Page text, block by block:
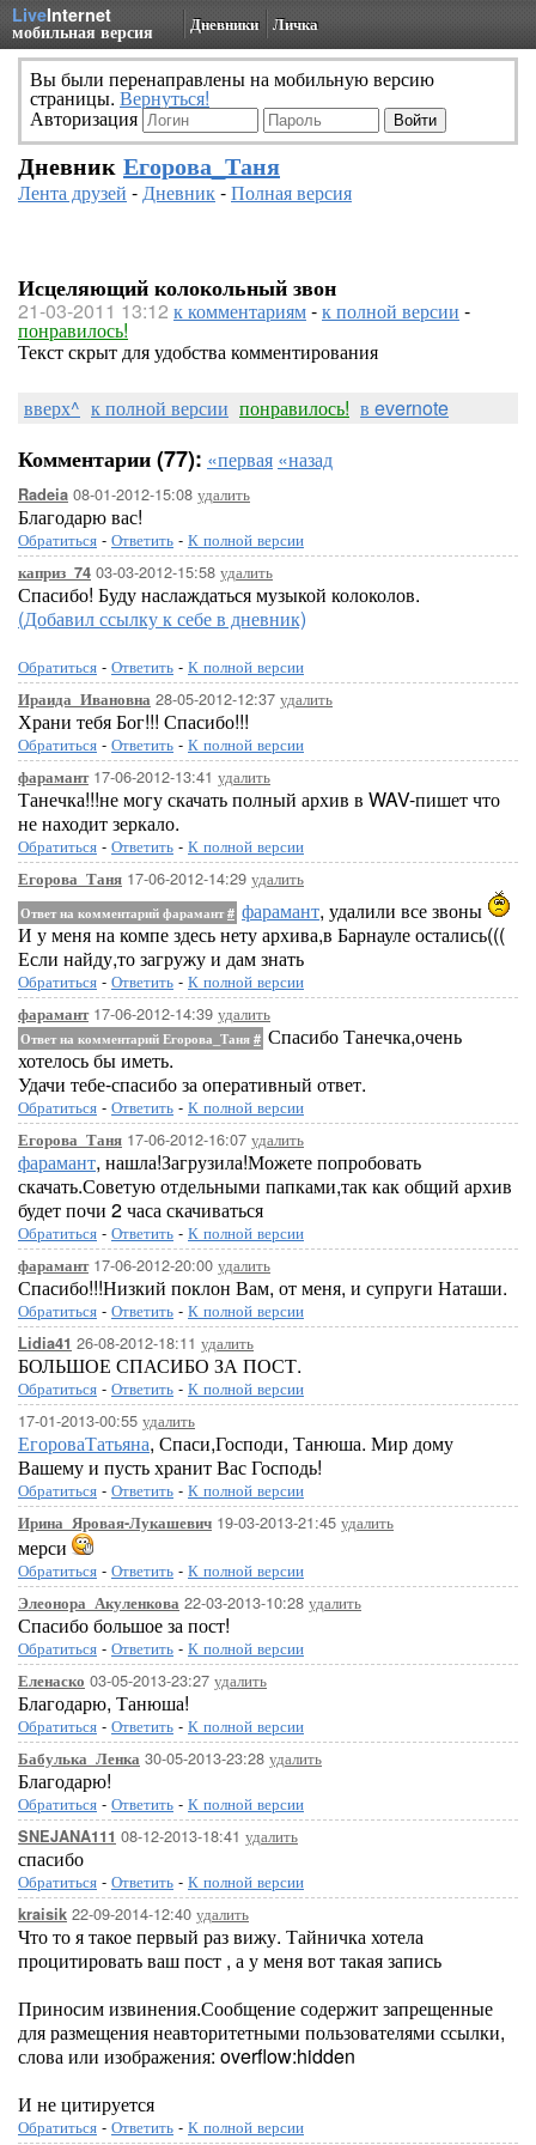
LiveInternet
мобильная версия Дневники Личка
Вы были перенаправлены на мобильную версию
страницы. Вернуться!
Авторизация
Дневник Егорова_Таня
Лента друзей -Дневник-Полная версия
Исцеляющий колокольный звон
21-03-2011 13:12 к комментариям-к полной версии -
понравилось!
Текст скрыт для удобства комментирования
вверх^ к полной версии понравилось! в evernote
Комментарии (77): «первая «назад
Radeia 08-01-2012-15:08 удалить
Благодарю вас!
Обратиться - Ответить - К полной версии
каприз_74 03-03-2012-15:58 удалить
Спасибо! Буду наслаждаться музыкой колоколов.
(Добавил ссылку к себе в дневник)
Обратиться - Ответить - К полной версии
Ираида_Ивановна 28-05-2012-12:37 удалить
Храни тебя Бог!!! Спасибо!!!
Обратиться - Ответить - К полной версии
фарамант17-06-2012-13:41 удалить
Танечка!!!не могу скачать полный архив в WAV-пишет что
не находит зеркало.
Обратиться - Ответить - К полной версии
Егорова_Таня 17-06-2012-14:29 удалить
Ответ на комментарий фарамант# фарамант, удалили все звоны
И у меня на компе здесь нету архива,в Барнауле остались(((
Если найду,то загружу и дам знать
Обратиться - Ответить - К полной версии
фарамант17-06-2012-14:39 удалить
Ответ на комментарий Егорова_Таня # Спасибо Танечка,очень
хотелось бы иметь.
Удачи тебе-спасибо за оперативный ответ.
Обратиться - Ответить - К полной версии
Егорова_Таня 17-06-2012-16:07 удалить
фарамант, нашла!Загрузила!Можете попробовать
скачать.Советую отдельными папками,так как общий архив
будет почи 2 часа скачиваться
Обратиться - Ответить - К полной версии
фарамант17-06-2012-20:00 удалить
Спасибо!!!Низкий поклон Вам, от меня, и супруги Наташи.
Обратиться - Ответить - К полной версии
Lidia41 26-08-2012-18:11 удалить
БОЛЬШОЕ СПАСИБО ЗА ПОСТ.
Обратиться - Ответить - К полной версии
17-01-2013-00:55 удалить
ЕгороваТатьяна, Спаси,Господи, Танюша. Мир дому
Вашему и пусть хранит Вас Господь!
Обратиться - Ответить - К полной версии
Ирина_Яровая-Лукашевич 19-03-2013-21:45 удалить
мерси
Обратиться - Ответить - К полной версии
Элеонора_Акуленкова 22-03-2013-10:28 удалить
Спасибо большое за пост!
Обратиться - Ответить - К полной версии
Еленаско 03-05-2013-23:27 удалить
Благодарю, Танюша!
Обратиться - Ответить - К полной версии
Бабулька_Ленка 30-05-2013-23:28 удалить
Благодарю!
Обратиться - Ответить - К полной версии
SNEJANA111 08-12-2013-18:41 удалить
спасибо
Обратиться - Ответить - К полной версии
kraisik 22-09-2014-12:40 удалить
Что то я такое первый раз вижу. Тайничка хотела
процитировать ваш пост , а у меня вот такая запись
Приносим извинения.Сообщение содержит запрещенные
для размещения неавторитетными пользователями ссылки,
слова или изображения: overflow:hidden
И не цитируется
Обратиться - Ответить - К полной версии